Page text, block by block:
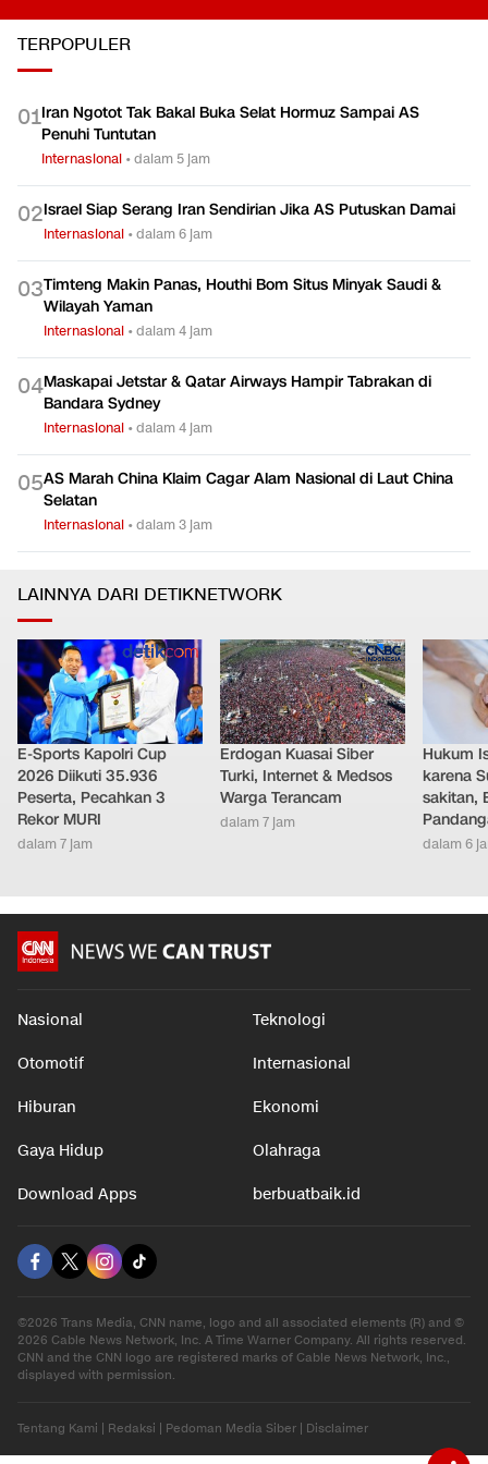
TERPOPULER
01Iran Ngotot Tak Bakal Buka Selat Hormuz Sampai AS
Penuhi Tuntutan
Internasional •dalam 5 jam
02Israel Siap Serang Iran Sendirian Jika AS Putuskan Damai
Internasional •dalam 6 jam
03Timteng Makin Panas, Houthi Bom Situs Minyak Saudi &
Wilayah Yaman
Internasional •dalam 4 jam
04Maskapai Jetstar & Qatar Airways Hampir Tabrakan di
Bandara Sydney
Internasional •dalam 4 jam
05AS Marah China Klaim Cagar Alam Nasional di Laut China
Selatan
Internasional •dalam 3 jam
LAINNYA DARI DETIKNETWORK
E-Sports Kapolri Cup
2026 Diikuti 35.936
Peserta, Pecahkan 3
Rekor MURI
dalam 7 jam
Erdogan Kuasai Siber
Turki, Internet & Medsos
Warga Terancam
dalam 7 jam
Hukum
karena
sakitan,
dalam 6
Nasional Teknologi
Otomotif Internasional
Hiburan Ekonomi
Gaya Hidup Olahraga
Download Apps berbuatbaik.id
©2026 Trans Media, CNN name, logo and all associated elements (R) and ©
2026 Cable News Network, Inc. A Time Warner Company. All rights reserved.
CNN and the CNN logo are registered marks of Cable News Network, Inc.,
displayed with permission.
Tentang Kami | Redaksi | Pedoman Media Siber | Disclaimer